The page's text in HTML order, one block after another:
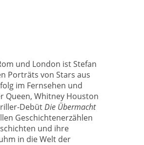
und London ist Stefan
Porträts von Stars aus
im Fernsehen und
Queen, Whitney Houston
DebütDie Übermacht
Geschichtenerzählen
und ihre
in die Welt der